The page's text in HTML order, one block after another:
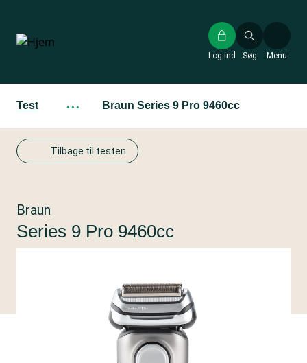
hovedindhold
Søg
Log ind Menu
Test ··· Braun Series 9 Pro 9460cc
Tilbage til testen
Braun
Series 9 Pro 9460cc